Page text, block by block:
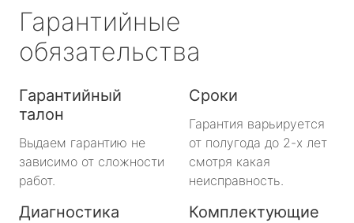
Гарантийные
обязательства
Гарантийный
талон
Выдаем гарантию не
зависимо от сложности
работ.
Сроки
Гарантия варьируется
от полугода до 2-х лет
смотря какая
неисправность.
Диагностика Комплектующие